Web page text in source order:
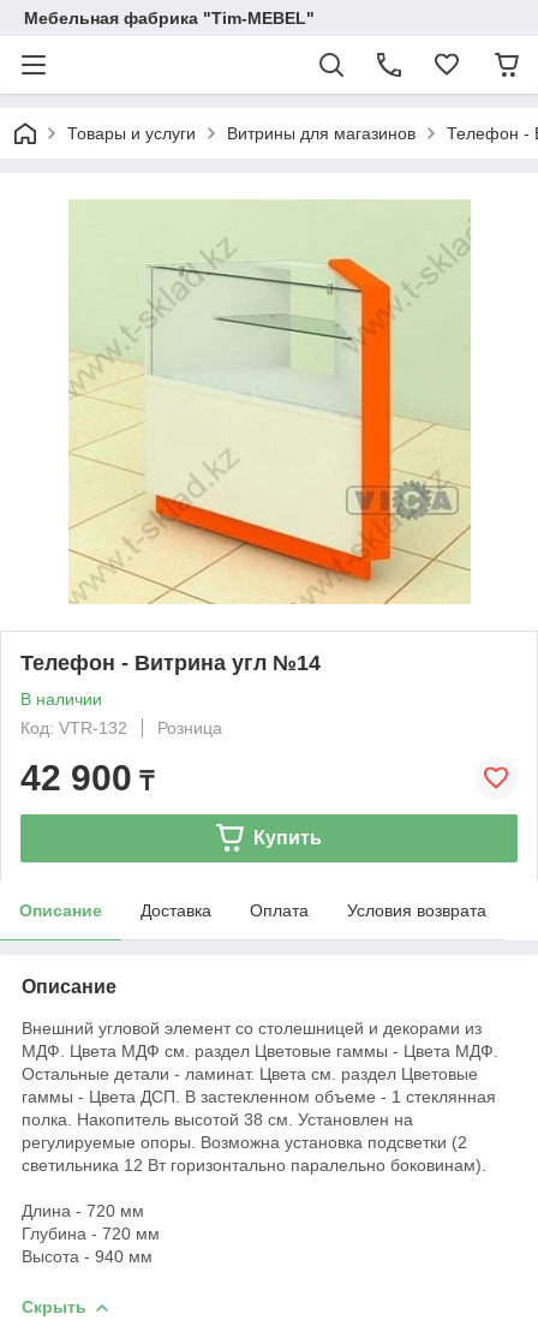
Мебельная фабрика "Tim-MEBEL"
Товары и услуги Витрины для магазинов Телефон -
Телефон - Витрина угл №14
В наличии
Код: VTR-132
Розница
42 900 ₸
Купить
Описание Доставка Оплата Условия возврата
Описание
Внешний угловой элемент со столешницей и декорами из
МДФ. Цвета МДФ см. раздел Цветовые гаммы - Цвета МДФ.
Остальные детали - ламинат. Цвета см. раздел Цветовые
гаммы - Цвета ДСП. В застекленном объеме - 1 стеклянная
полка. Накопитель высотой 38 см. Установлен на
регулируемые опоры. Возможна установка подсветки (2
светильника 12 Вт горизонтально паралельно боковинам).
Длина - 720 мм
Глубина - 720 мм
Высота - 940 мм
Скрыть